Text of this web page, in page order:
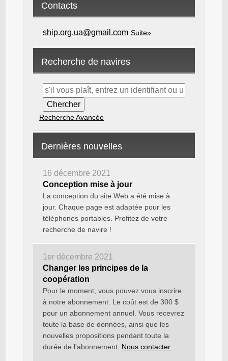
Contacts
ship.org.ua@gmail.com Suite»
Recherche de navires
Recherche Avancée
Dernières nouvelles
16 décembre 2021
Conception mise à jour
La conception du site Web a été mise à
jour. Chaque page est adaptée pour les
téléphones portables. Profitez de votre
recherche de navire !
1er décembre 2021
Changer les principes de la
coopération
Pour le moment, vous pouvez vous inscrire
à notre abonnement. Le coût est de 300 $
pour un abonnement annuel. Vous recevrez
toute la base de données, ainsi que les
nouvelles propositions pendant toute la
durée de l'abonnement. Nous contacter